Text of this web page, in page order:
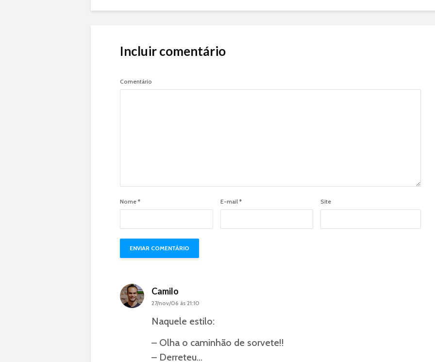
Incluir comentário
Comentário
Nome * E-mail * Site
Camilo
27/nov/06 às 21:10
Naquele estilo:
– Olha o caminhão de sorvete!!
– Derreteu…